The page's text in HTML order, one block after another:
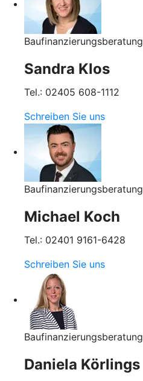
Baufinanzierungsberatung
Sandra Klos
Tel.: 02405 608-1112
Schreiben Sie uns
Baufinanzierungsberatung
Michael Koch
Tel.: 02401 9161-6428
Schreiben Sie uns
Baufinanzierungsberatung
Daniela Körlings